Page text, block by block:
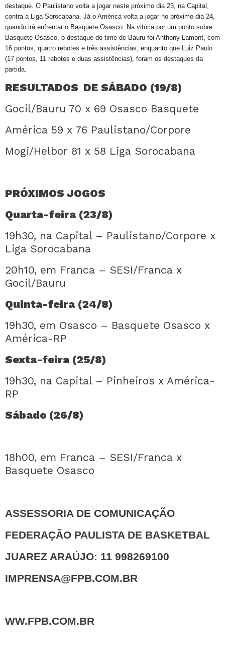
destaque. O Paulistano volta a jogar neste próximo dia 23, na Capital,
contra a Liga Sorocabana. Já o América volta a jogar no próximo dia 24,
quando irá enfrentar o Basquete Osasco. Na vitória por um ponto sobre
Basquete Osasco, o destaque do time de Bauru foi Anthony Lamont, com
16 pontos, quatro rebotes e três assistências, enquanto que Luiz Paulo
(17 pontos, 11 rebotes e duas assistências), foram os destaques da
partida.
RESULTADOS DE SÁBADO (19/8)
Gocil/Bauru 70 x 69 Osasco Basquete
América 59 x 76 Paulistano/Corpore
Mogi/Helbor 81 x 58 Liga Sorocabana
PRÓXIMOS JOGOS
Quarta-feira (23/8)
19h30, na Capital – Paulistano/Corpore x
Liga Sorocabana
20h10, em Franca – SESI/Franca x
Gocil/Bauru
Quinta-feira (24/8)
19h30, em Osasco – Basquete Osasco x
América-RP
Sexta-feira (25/8)
19h30, na Capital – Pinheiros x América-
RP
Sábado (26/8)
18h00, em Franca – SESI/Franca x
Basquete Osasco
ASSESSORIA DE COMUNICAÇÃO
FEDERAÇÃO PAULISTA DE BASKETBAL
JUAREZ ARAÚJO: 11 998269100
IMPRENSA@FPB.COM.BR
WW.FPB.COM.BR